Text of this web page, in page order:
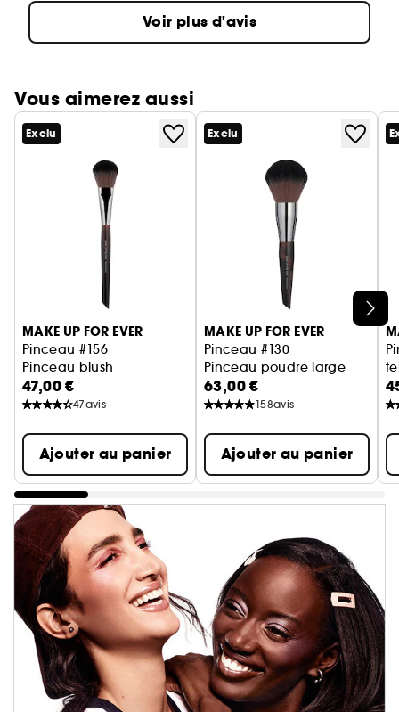
Voir plus d'avis
Vous aimerez aussi
Ignorer le carrousel produits
Exclu
MAKE UP FOR EVER
Pinceau #156
Pinceau blush
47,00 €
47avis
Ajouter au panier
Exclu
MAKE UP FOR EVER
Pinceau #130
Pinceau poudre large
63,00 €
158avis
Ajouter au panier